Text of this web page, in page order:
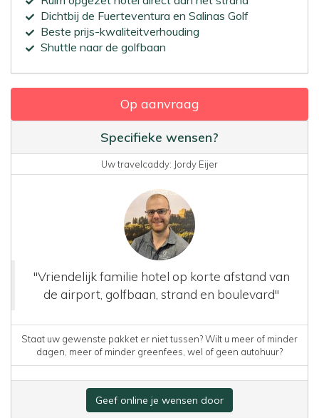
Dichtbij de Fuerteventura en Salinas Golf
Beste prijs-kwaliteitverhouding
Shuttle naar de golfbaan
Op aanvraag
Specifieke wensen?
Uw travelcaddy: Jordy Eijer
"Vriendelijk familie hotel op korte afstand van
de airport, golfbaan, strand en boulevard"
Staat uw gewenste pakket er niet tussen? Wilt u meer of minder
dagen, meer of minder greenfees, wel of geen autohuur?
Geef online je wensen door